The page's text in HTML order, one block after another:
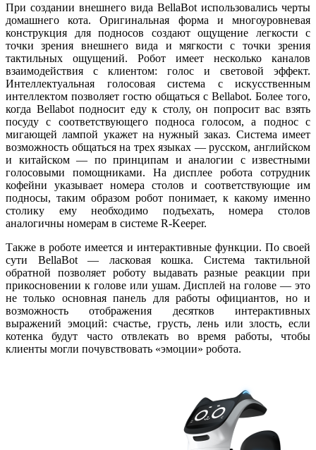
При создании внешнего вида BellaBot использовались черты
домашнего кота. Оригинальная форма и многоуровневая
конструкция для подносов создают ощущение легкости с
точки зрения внешнего вида и мягкости с точки зрения
тактильных ощущений. Робот имеет несколько каналов
взаимодействия с клиентом: голос и световой эффект.
Интеллектуальная голосовая система с искусственным
интеллектом позволяет гостю общаться с Bellabot. Более того,
когда Bellabot подносит еду к столу, он попросит вас взять
посуду с соответствующего подноса голосом, а поднос с
мигающей лампой укажет на нужный заказ. Система имеет
возможность общаться на трех языках — русском, английском
и китайском — по принципам и аналогии с известными
голосовыми помощниками. На дисплее робота сотрудник
кофейни указывает номера столов и соответствующие им
подносы, таким образом робот понимает, к какому именно
столику ему необходимо подъехать, номера столов
аналогичны номерам в системе R-Keeper.
Также в роботе имеется и интерактивные функции. По своей
сути BellaBot — ласковая кошка. Система тактильной
обратной позволяет роботу выдавать разные реакции при
прикосновении к голове или ушам. Дисплей на голове — это
не только основная панель для работы официантов, но и
возможность отображения десятков интерактивных
выражений эмоций: счастье, грусть, лень или злость, если
котенка будут часто отвлекать во время работы, чтобы
клиенты могли почувствовать «эмоции» робота.